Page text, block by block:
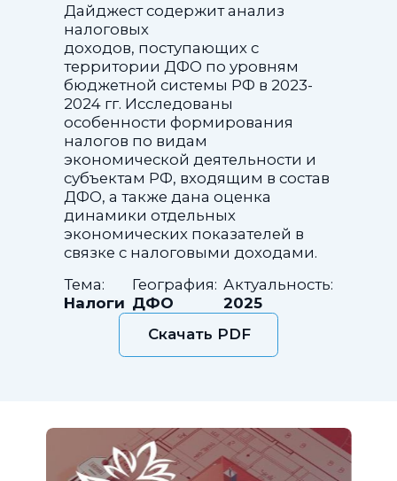
Дайджест содержит анализ
налоговых
доходов, поступающих с
территории ДФО по уровням
бюджетной системы РФ в 2023-
2024 гг. Исследованы
особенности формирования
налогов по видам
экономической деятельности и
субъектам РФ, входящим в состав
ДФО, а также дана оценка
динамики отдельных
экономических показателей в
связке с налоговыми доходами.
Скачать PDF
Тема:
Налоги
География:
ДФО
Актуальность:
2025